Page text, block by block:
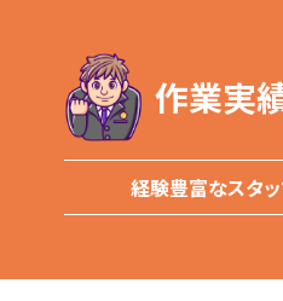
作業実
経験豊富なスタ